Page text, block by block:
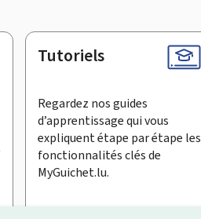
Tutoriels
Regardez nos guides
d’apprentissage qui vous
expliquent étape par étape les
fonctionnalités clés de
MyGuichet.lu.